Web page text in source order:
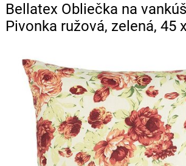
Bellatex Obliečka na
Pivonka ružová, zelená, 45